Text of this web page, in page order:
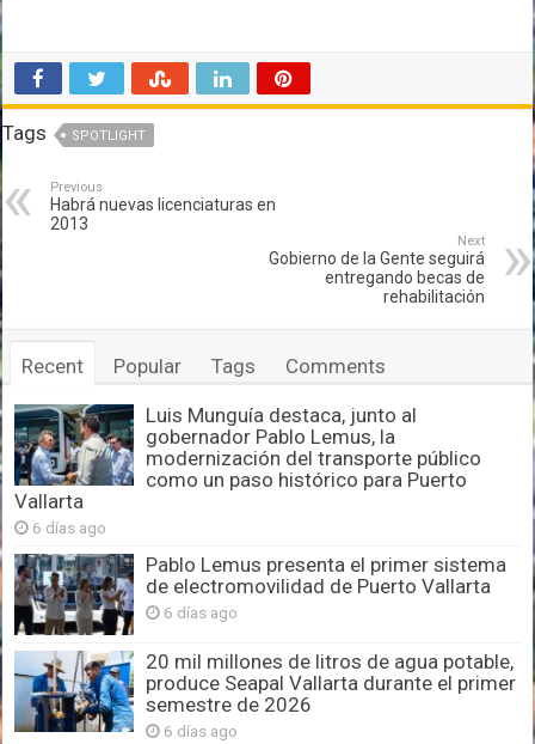
Tags SPOTLIGHT
Previous
Habrá nuevas licenciaturas en
2013
Next
Gobierno de la Gente seguirá
entregando becas de
rehabilitación
Recent Popular Tags Comments
Luis Munguía destaca, junto al
gobernador Pablo Lemus, la
modernización del transporte público
como un paso histórico para Puerto
Vallarta
6 días ago
Pablo Lemus presenta el primer sistema
de electromovilidad de Puerto Vallarta
6 días ago
20 mil millones de litros de agua potable,
produce Seapal Vallarta durante el primer
semestre de 2026
6 días ago